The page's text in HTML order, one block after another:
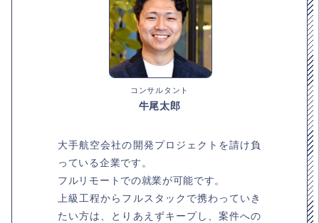
コンサルタント
牛尾太郎
大手航空会社の開発プロジェクトを請け負
っている企業です。
フルリモートでの就業が可能です。
上級工程からフルスタックで携わっていき
たい方は、とりあえずキープし、案件への